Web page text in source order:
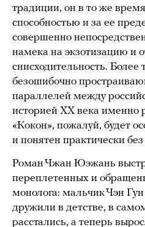
традиции, он в то же
способностью и за ее
совершенно
намека на экзотизацию и
снисходительность. Более
безошибочно
параллелей между
историей ХХ века именно
«Кокон», пожалуй, будет
и понятен практически
Роман Чжан Юэжань
переплетенных и
монолога: мальчик Чэн
дружили в детстве, в
расстались, а теперь